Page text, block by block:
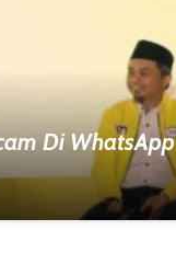
Di WhatsApp